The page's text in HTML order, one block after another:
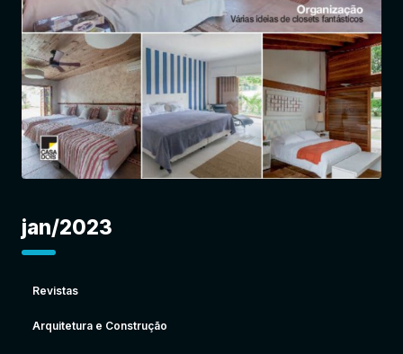
jan/2023
Revistas
Arquitetura e Construção